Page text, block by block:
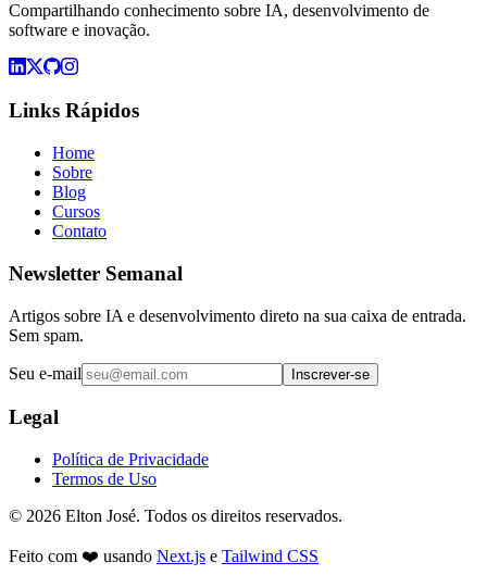
Compartilhando conhecimento sobre IA, desenvolvimento de
software e inovação.
Links Rápidos
Home
Sobre
Blog
Cursos
Contato
Newsletter Semanal
Artigos sobre IA e desenvolvimento direto na sua caixa de entrada.
Sem spam.
Seu e-mail Inscrever-se
Legal
Política de Privacidade
Termos de Uso
© 2026 Elton José. Todos os direitos reservados.
Feito com ❤️ usando Next.js e Tailwind CSS